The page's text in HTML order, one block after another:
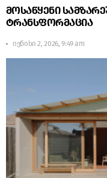
მოსაწყენი
ტრანსფორმაცია
ივნისი 2, 2026, 9:49 am